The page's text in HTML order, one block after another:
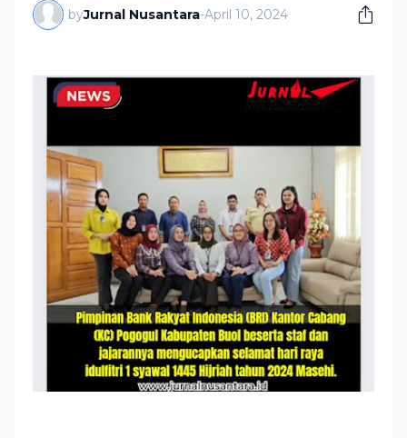
byJurnal Nusantara-April 10, 2024